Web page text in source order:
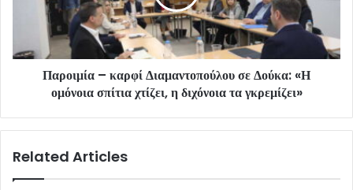
Παροιμία – καρφί Διαμαντοπούλου σε Δούκα: «Η
ομόνοια σπίτια χτίζει, η διχόνοια τα γκρεμίζει»
Related Articles